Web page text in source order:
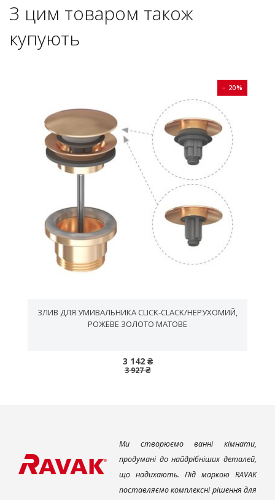
З цим товаром також
купують
− 20%
ЗЛИВ ДЛЯ УМИВАЛЬНИКА CLICK-CLACK/НЕРУХОМИЙ,
PОЖЕВЕ ЗОЛОТО МАТОВЕ
3 142 ₴
3 927 ₴
Ми створюємо ванні кімнати,
продумані до найдрібніших деталей,
що надихають. Під маркою RAVAK
поставляємо комплексні рішення для